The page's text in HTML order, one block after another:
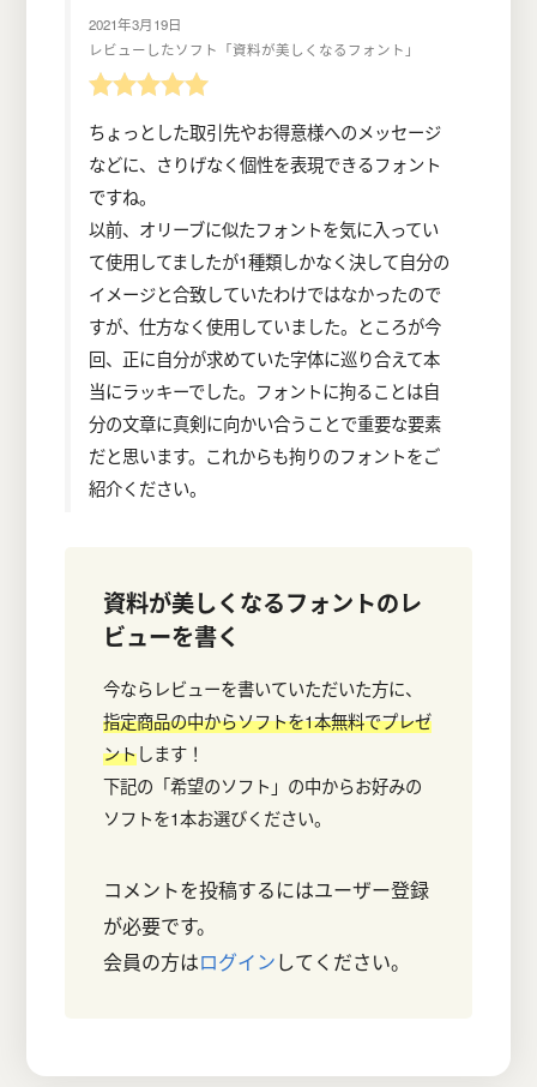
2021年3月19日
レビューしたソフト「資料が美しくなるフォント」
ちょっとした取引先やお得意様へのメッセージ
などに、さりげなく個性を表現できるフォント
ですね。
以前、オリーブに似たフォントを気に入ってい
て使用してましたが1種類しかなく決して自分の
イメージと合致していたわけではなかったので
すが、仕方なく使用していました。ところが今
回、正に自分が求めていた字体に巡り合えて本
当にラッキーでした。フォントに拘ることは自
分の文章に真剣に向かい合うことで重要な要素
だと思います。これからも拘りのフォントをご
紹介ください。
資料が美しくなるフォントのレ
ビューを書く
今ならレビューを書いていただいた方に、
指定商品の中からソフトを1本無料でプレゼ
ントします！
下記の「希望のソフト」の中からお好みの
ソフトを1本お選びください。
コメントを投稿するにはユーザー登録
が必要です。
会員の方はログインしてください。